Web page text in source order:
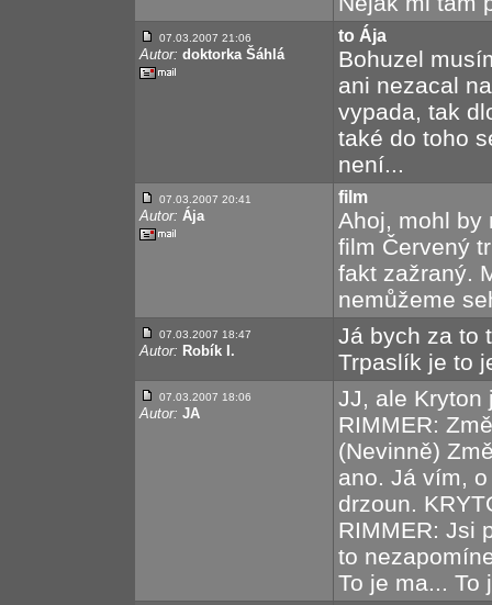
07.03.2007 21:06
Autor: doktorka Šáhlá
to Ája
Bohuzel
ani nezacal
vypada, tak
také do toho
není...
07.03.2007 20:41
Autor: Ája
film
Ahoj, mohl by
film Červený
fakt zažraný.
nemůžeme
07.03.2007 18:47
Autor: Robík I.
Já bych za to
Trpaslík je to
07.03.2007 18:06
Autor: JA
JJ, ale Kryton
RIMMER:
(Nevinně)
ano. Já vím,
drzoun.
RIMMER: Jsi
to
To je ma... To